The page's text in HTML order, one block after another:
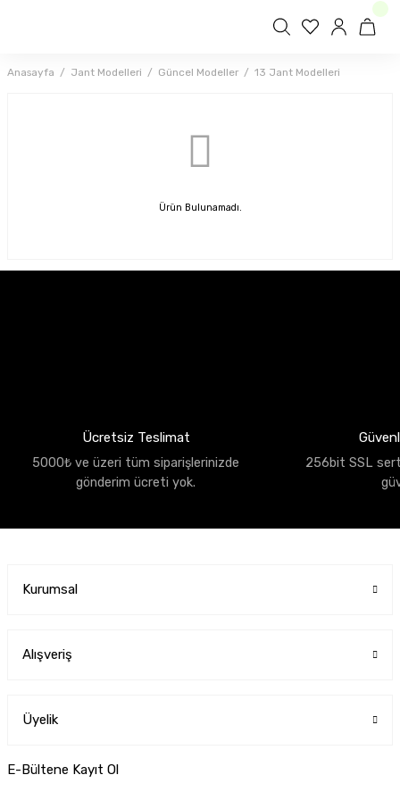
Anasayfa Jant Modelleri Güncel Modeller 13 Jant Modelleri
Ürün Bulunamadı.
Ücretsiz Teslimat
5000₺ ve üzeri tüm siparişlerinizde
gönderim ücreti yok.
256bit SSL
Kurumsal
Alışveriş
Üyelik
E-Bültene Kayıt Ol